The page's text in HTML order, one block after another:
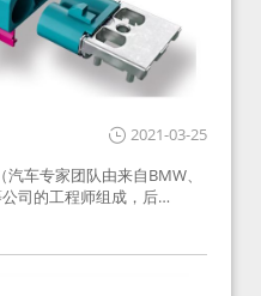
2021-03-25
车专家团队由来自BMW、
司的工程师组成，后
术在2010年并入
需求用于车载收音机天线连
用标准的射频连接器，被业